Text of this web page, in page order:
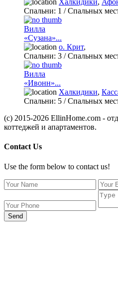
Халкидики,
Спальни: 1 / Спальных
Вилла
«Сузана»...
о. Крит,
Спальни: 3 / Спальных
Вилла
«Ивонн»...
Халкидики,
Спальни: 5 / Спальных
(c) 2015-2026 EllinHome.com -
коттеджей и апартаментов.
Contact Us
Use the form below to contact us!
Send